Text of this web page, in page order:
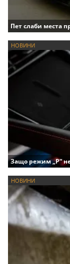
Пет слаби места
НОВИНИ
Защо режим „P“
НОВИНИ